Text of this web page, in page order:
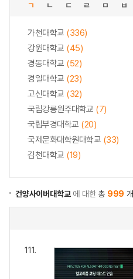
ㄱ ㄴ ㄷ ㄹ ㅁ ㅂ
가천대학교 (336)
강원대학교 (45)
경동대학교 (52)
경일대학교 (23)
고신대학교 (32)
국립강릉원주대학교 (7)
국립부경대학교 (20)
국제문화대학원대학교 (33)
김천대학교 (19)
건양사이버대학교에 대한총 999 개
111.